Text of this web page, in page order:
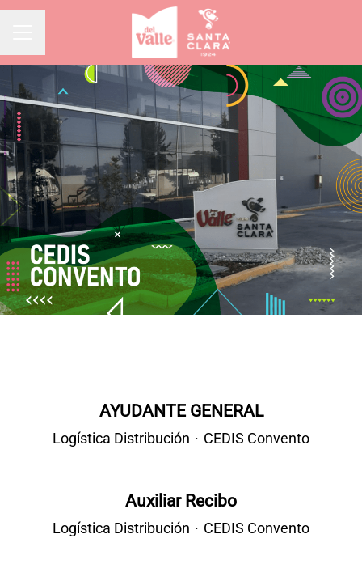
AYUDANTE GENERAL
Logística Distribución · CEDIS Convento
Auxiliar Recibo
Logística Distribución · CEDIS Convento